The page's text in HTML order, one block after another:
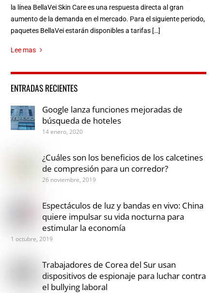
la línea BellaVei Skin Care es una respuesta directa al gran
aumento de la demanda en el mercado. Para el siguiente periodo,
paquetes BellaVei estarán disponibles a tarifas […]
Lee mas
ENTRADAS RECIENTES
Google lanza funciones mejoradas de
búsqueda de hoteles
14 enero, 2020
¿Cuáles son los beneficios de los calcetines
de compresión para un corredor?
26 noviembre, 2019
Espectáculos de luz y bandas en vivo: China
quiere impulsar su vida nocturna para
estimular la economía
1 octubre, 2019
Trabajadores de Corea del Sur usan
dispositivos de espionaje para luchar contra
el bullying laboral